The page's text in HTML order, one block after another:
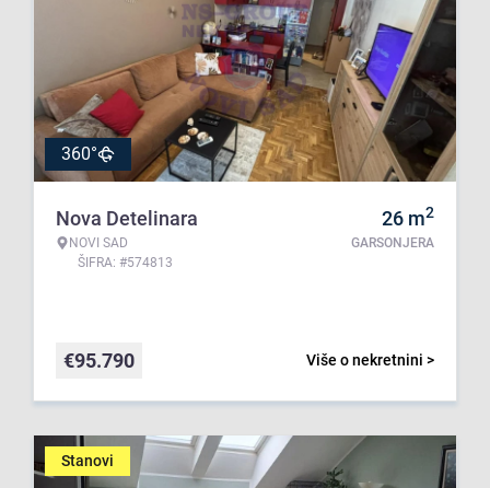
360°
Nova Detelinara
NOVI SAD
ŠIFRA: #574813
26 m2
GARSONJERA
Više o nekretnini >
€95.790
Stanovi